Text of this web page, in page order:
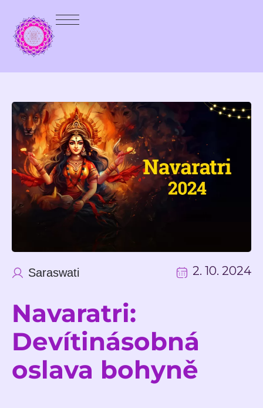
Saraswati 2. 10. 2024
Navaratri:
Devítinásobná
oslava bohyně